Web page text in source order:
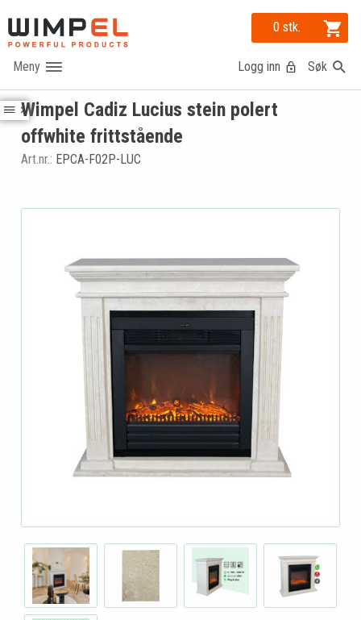
Søk
0 stk.
Logg inn
Wimpel Cadiz Lucius stein polert
offwhite frittstående
Art.nr.: EPCA-F02P-LUC